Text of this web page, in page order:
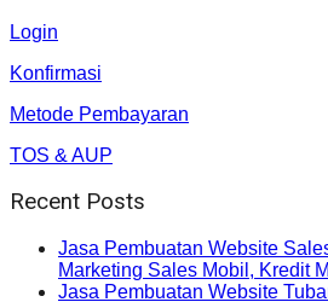
Login
Konfirmasi
Metode Pembayaran
TOS & AUP
Recent Posts
Jasa Pembuatan Website
Marketing Sales Mobil, Kredit
Jasa Pembuatan Website